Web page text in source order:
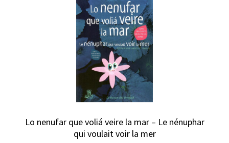
Lo nenufar que voliá veire la mar – Le nénuphar
qui voulait voir la mer